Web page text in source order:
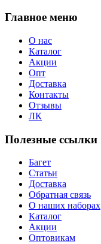
Главное меню
О нас
Каталог
Акции
Опт
Доставка
Контакты
Отзывы
ЛК
Полезные ссылки
Багет
Статьи
Доставка
Обратная связь
О наших наборах
Каталог
Акции
Оптовикам